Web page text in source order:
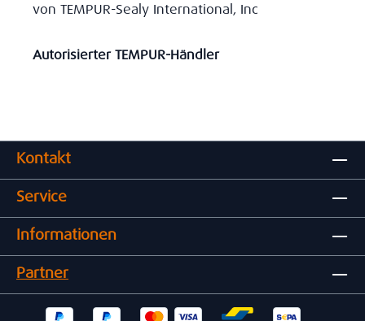
von TEMPUR-Sealy International, Inc
Autorisierter TEMPUR-Händler
Kontakt
Service
Informationen
Partner